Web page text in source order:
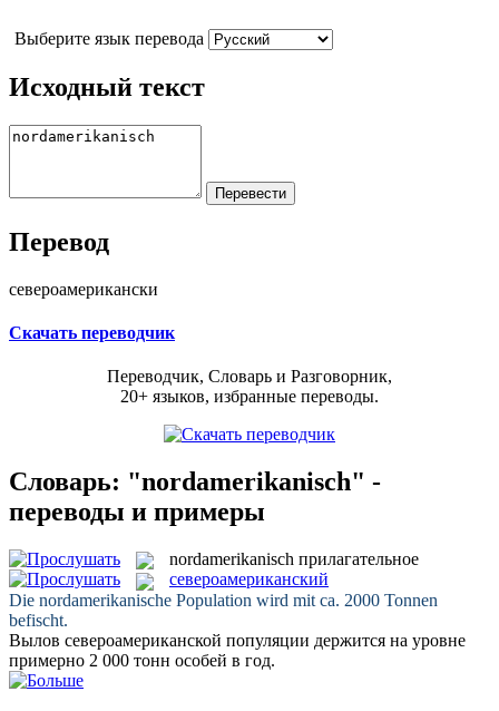
Выберите язык перевода
Исходный текст
Перевод
североамерикански
Скачать переводчик
Переводчик, Словарь и Разговорник,
20+ языков, избранные переводы.
Словарь: "nordamerikanisch" -
переводы и примеры
nordamerikanisch прилагательное
североамериканский
Die nordamerikanische Population wird mit ca. 2000 Tonnen
befischt.
Вылов североамериканской популяции держится на уровне
примерно 2 000 тонн особей в год.